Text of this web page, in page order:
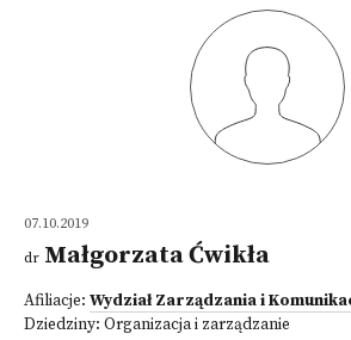
07.10.2019
dr Małgorzata Ćwikła
Afiliacje: Wydział Zarządzania i
Dziedziny: Organizacja i zarządzanie